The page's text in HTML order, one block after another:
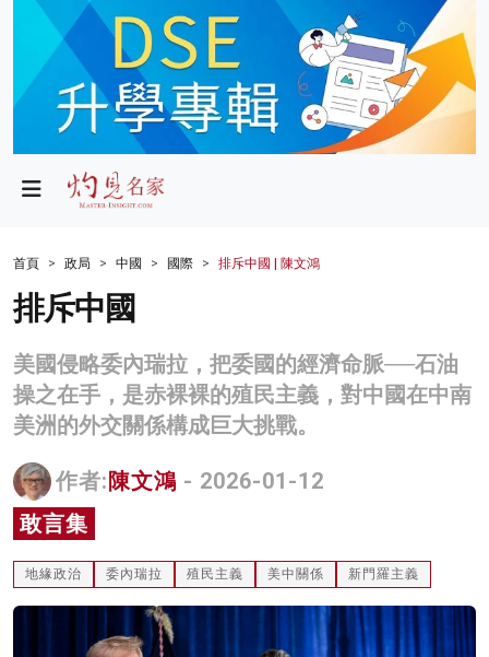
政局
財經
生活
商業
科技
影片
名家榜
灼見活動
關於我們
首頁 政局 中國 國際 排斥中國 | 陳文鴻
排斥中國
美國侵略委內瑞拉，把委國的經濟命脈──石油
操之在手，是赤裸裸的殖民主義，對中國在中南
美洲的外交關係構成巨大挑戰。
作者: 陳文鴻 - 2026-01-12
敢言集
地緣政治 委內瑞拉 殖民主義 美中關係 新門羅主義